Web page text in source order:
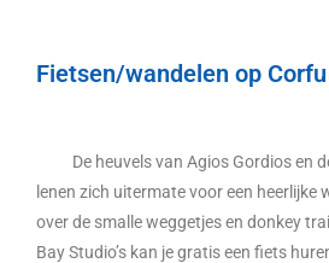
Fietsen/wandelen op Corfu
De heuvels van Agios Gordios en
lenen zich uitermate voor een
over de smalle weggetjes en donkey
Bay Studio’s kan je gratis een fiets